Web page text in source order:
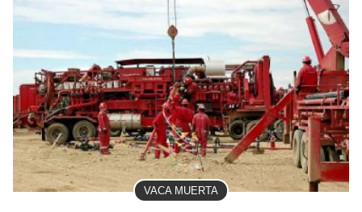
VACA MUERTA